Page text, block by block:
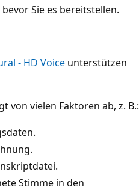
Sie es bereitstellen.
- HD Voice unterstützen
von vielen Faktoren ab, z. B.:
Stimme in den